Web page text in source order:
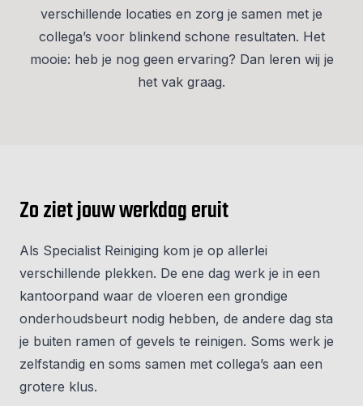
verschillende locaties en zorg je samen met je
collega’s voor blinkend schone resultaten. Het
mooie: heb je nog geen ervaring? Dan leren wij je
het vak graag.
Zo ziet jouw werkdag eruit
Als Specialist Reiniging kom je op allerlei
verschillende plekken. De ene dag werk je in een
kantoorpand waar de vloeren een grondige
onderhoudsbeurt nodig hebben, de andere dag sta
je buiten ramen of gevels te reinigen. Soms werk je
zelfstandig en soms samen met collega’s aan een
grotere klus.